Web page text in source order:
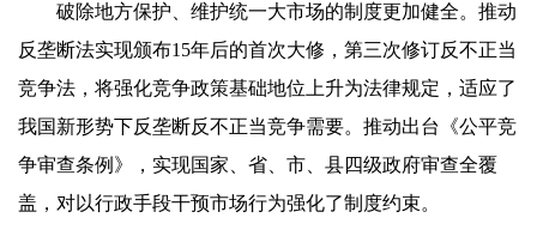
破除地方保护、维护统一大市场的制度更加健全。推动
反垄断法实现颁布15年后的首次大修，第三次修订反不正当
竞争法，将强化竞争政策基础地位上升为法律规定，适应了
我国新形势下反垄断反不正当竞争需要。推动出台《公平竞
争审查条例》，实现国家、省、市、县四级政府审查全覆
盖，对以行政手段干预市场行为强化了制度约束。